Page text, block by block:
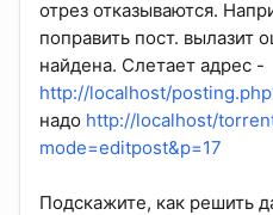
отрез отказываются.
поправить пост. вылазит
найдена. Слетает адрес -
http://localhost/
надо http://localhost/
mode=editpost&p=17
Подскажите, как решить